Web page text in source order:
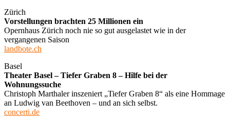
Zürich
Vorstellungen brachten 25 Millionen ein
Opernhaus Zürich noch nie so gut ausgelastet wie in der
vergangenen Saison
landbote.ch
Basel
Theater Basel – Tiefer Graben 8 – Hilfe bei der
Wohnungssuche
Christoph Marthaler inszeniert „Tiefer Graben 8“ als eine Hommage
an Ludwig van Beethoven – und an sich selbst.
concerti.de